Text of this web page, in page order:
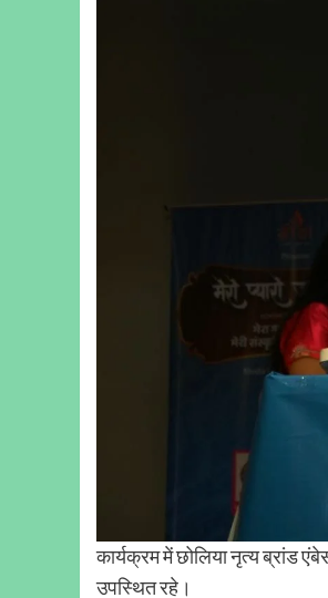
कार्यक्रम में छोलिया नृत्य ब्रांड
उपस्थित रहे।